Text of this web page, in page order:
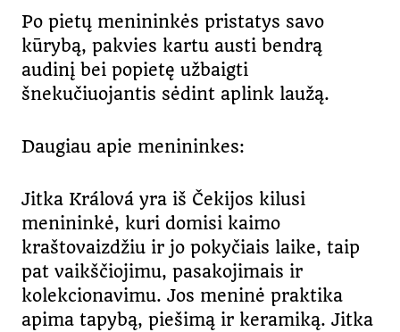
Po pietų menininkės pristatys savo
kūrybą, pakvies kartu austi bendrą
audinį bei popietę užbaigti
šnekučiuojantis sėdint aplink laužą.
Daugiau apie menininkes:
Jitka Králová yra iš Čekijos kilusi
menininkė, kuri domisi kaimo
kraštovaizdžiu ir jo pokyčiais laike, taip
pat vaikščiojimu, pasakojimais ir
kolekcionavimu. Jos meninė praktika
apima tapybą, piešimą ir keramiką. Jitka